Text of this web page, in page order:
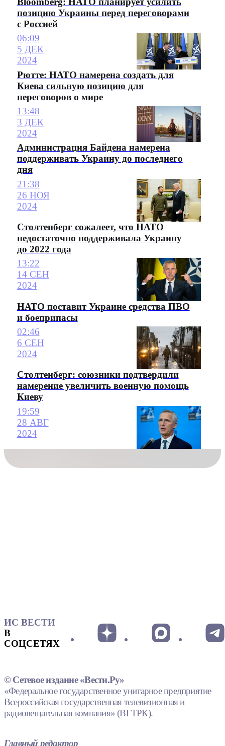
позицию Украины перед переговорами
с Россией
06:09
5 ДЕК
2024
Рютте: НАТО намерена создать для
Киева сильную позицию для
переговоров о мире
13:48
3 ДЕК
2024
Администрация Байдена намерена
поддерживать Украину до последнего
дня
21:38
26 НОЯ
2024
Столтенберг сожалеет, что НАТО
недостаточно поддерживала Украину
до 2022 года
13:22
14 СЕН
2024
НАТО поставит Украине средства ПВО
и боеприпасы
02:46
6 СЕН
2024
Столтенберг: союзники подтвердили
намерение увеличить военную помощь
Киеву
19:59
28 АВГ
2024
ИС ВЕСТИ
В
СОЦСЕТЯХ
© Сетевое издание «Вести.Ру»
«Федеральное государственное унитарное предприятие
Всероссийская государственная телевизионная и
радиовещательная компания» (ВГТРК).
Главный редактор